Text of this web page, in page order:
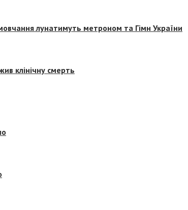
лунатимуть метроном та Гімн України
клінічну смерть